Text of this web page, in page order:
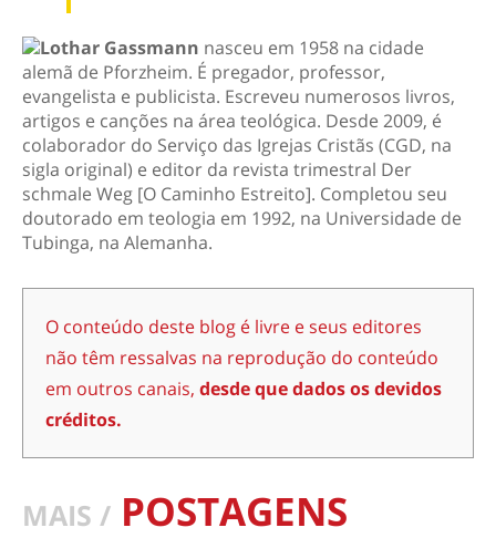
Lothar Gassmann nasceu em 1958 na cidade
alemã de Pforzheim. É pregador, professor,
evangelista e publicista. Escreveu numerosos livros,
artigos e canções na área teológica. Desde 2009, é
colaborador do Serviço das Igrejas Cristãs (CGD, na
sigla original) e editor da revista trimestral Der
schmale Weg [O Caminho Estreito]. Completou seu
doutorado em teologia em 1992, na Universidade de
Tubinga, na Alemanha.
O conteúdo deste blog é livre e seus editores
não têm ressalvas na reprodução do conteúdo
em outros canais, desde que dados os devidos
créditos.
MAIS / POSTAGENS